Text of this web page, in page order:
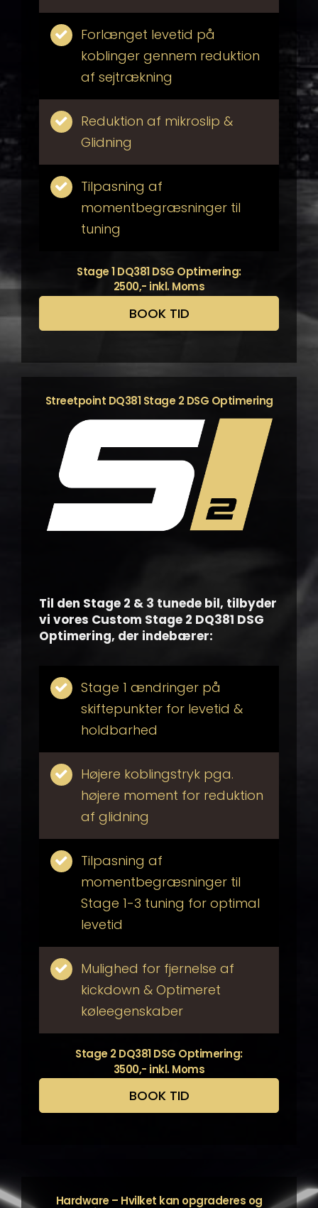
Forlænget levetid på
koblinger gennem reduktion
af sejtrækning
Reduktion af mikroslip &
Glidning
Tilpasning af
momentbegræsninger til
tuning
Stage 1 DQ381 DSG Optimering:
2500,- inkl. Moms
BOOK TID
Streetpoint DQ381 Stage 2 DSG Optimering
Til den Stage 2 & 3 tunede bil, tilbyder
vi vores Custom Stage 2 DQ381 DSG
Optimering, der indebærer:
Stage 1 ændringer på
skiftepunkter for levetid &
holdbarhed
Højere koblingstryk pga.
højere moment for reduktion
af glidning
Tilpasning af
momentbegræsninger til
Stage 1-3 tuning for optimal
levetid
Mulighed for fjernelse af
kickdown & Optimeret
køleegenskaber
Stage 2 DQ381 DSG Optimering:
3500,- inkl. Moms
BOOK TID
Hardware – Hvilket kan opgraderes og